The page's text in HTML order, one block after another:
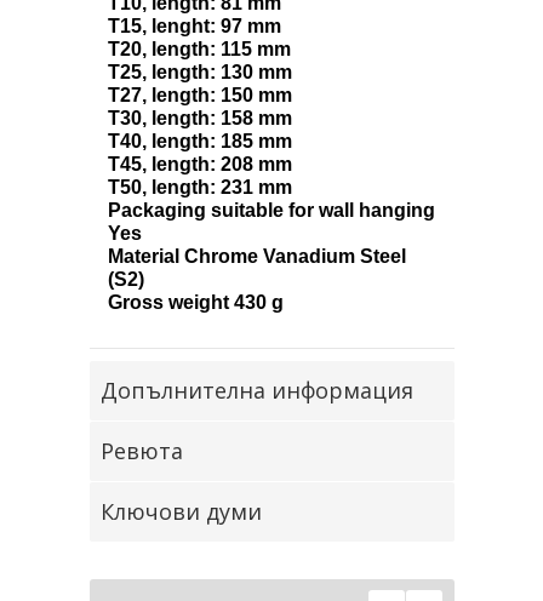
T15, lenght: 97 mm
T20, length: 115 mm
T25, length: 130 mm
T27, length: 150 mm
T30, length: 158 mm
T40, length: 185 mm
T45, length: 208 mm
T50, length: 231 mm
Packaging suitable for wall hanging
Yes
Material Chrome Vanadium Steel
(S2)
Gross weight 430 g
Допълнителна информация
Ревюта
Ключови думи